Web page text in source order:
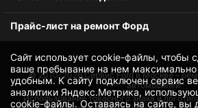
Сайт использует cookie-файлы, чтобы
ваше пребывание на нем максимально
удобным. К cайту подключен сервис
аналитики Яндекс.Метрика,
cookie-файлы. Оставаясь на сайте, вы
Прайс-лист на ремонт Форд
© 2010-2026Сервис Ford в Москве –
автомобилей
Использование товарного знака и